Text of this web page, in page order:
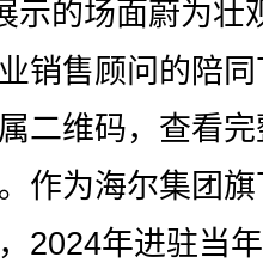
示的场面蔚为壮
销售顾问的陪
二维码，查看
作为海尔集团
2024年进驻当